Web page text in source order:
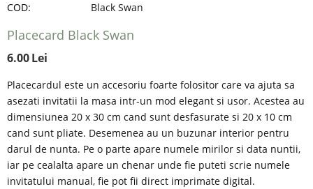
COD: Black Swan
Placecard Black Swan
6.00Lei
Placecardul este un accesoriu foarte folositor care va ajuta sa
asezati invitatii la masa intr-un mod elegant si usor. Acestea au
dimensiunea 20 x 30 cm cand sunt desfasurate si 20 x 10 cm
cand sunt pliate. Desemenea au un buzunar interior pentru
darul de nunta. Pe o parte apare numele mirilor si data nuntii,
iar pe cealalta apare un chenar unde fie puteti scrie numele
invitatului manual, fie pot fii direct imprimate digital.